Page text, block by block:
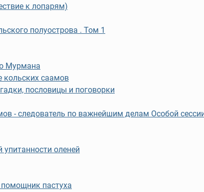
к лопарям)
полуострова . Том 1
Мурмана
кольских саамов
пословицы и поговорки
- следователь по важнейшим делам Особой
оленей
пастуха